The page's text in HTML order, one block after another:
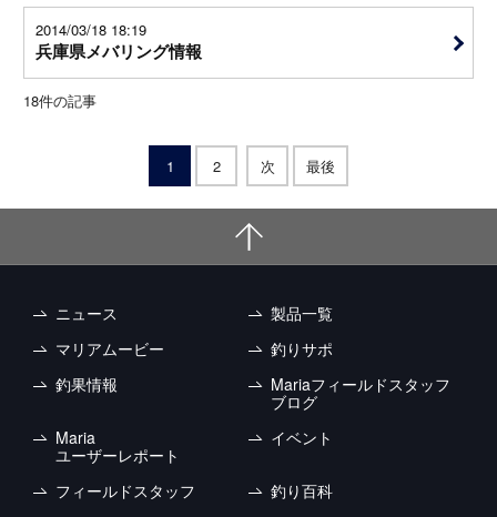
2014/03/18 18:19
兵庫県メバリング情報
18件の記事
1 2 次 最後
ニュース
製品一覧
マリアムービー
釣りサポ
釣果情報
Mariaフィールドスタッフ
ブログ
Maria
ユーザーレポート
イベント
フィールドスタッフ 釣り百科